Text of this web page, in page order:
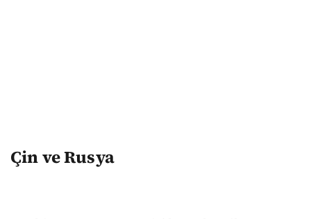
Çin ve Rusya